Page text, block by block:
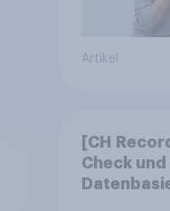
Artikel
[CH
Check